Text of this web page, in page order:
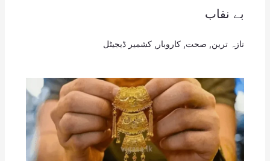
بے نقاب
تازہ ترین صحت کاروبار کشمیر ڈیجیٹل